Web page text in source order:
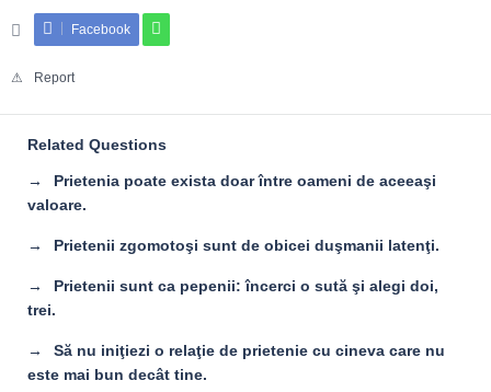
Facebook
Report
Related Questions
Prietenia poate exista doar între oameni de aceeaşi
valoare.
Prietenii zgomotoşi sunt de obicei duşmanii latenţi.
Prietenii sunt ca pepenii: încerci o sută şi alegi doi,
trei.
Să nu iniţiezi o relaţie de prietenie cu cineva care nu
este mai bun decât tine.